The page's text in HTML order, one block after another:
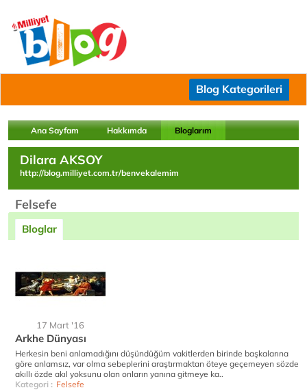
Blog Kategorileri
Ana Sayfam Hakkımda Bloglarım
Dilara AKSOY
http://blog.milliyet.com.tr/benvekalemim
Felsefe
Bloglar
17 Mart '16
Arkhe Dünyası
Herkesin beni anlamadığını düşündüğüm vakitlerden birinde başkalarına
göre anlamsız, var olma sebeplerini araştırmaktan öteye geçemeyen sözde
akıllı özde akıl yoksunu olan onların yanına gitmeye ka..
Kategori : Felsefe